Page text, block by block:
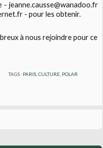
- jeanne.causse@wanadoo.fr
- pour les obtenir.
à nous rejoindre pour ce
TAGS : PARIS ,CULTURE POLAR